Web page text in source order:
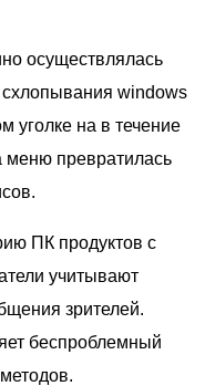
осуществлялась
схлопывания windows
уголке на в течение
меню превратилась
ПК продуктов с
учитывают
зрителей.
беспроблемный